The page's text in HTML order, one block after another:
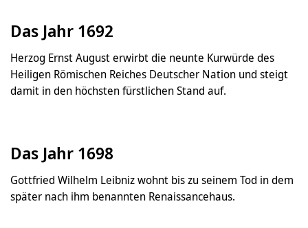
Das Jahr 1692
Herzog Ernst August erwirbt die neunte Kurwürde des
Heiligen Römischen Reiches Deutscher Nation und steigt
damit in den höchsten fürstlichen Stand auf.
Das Jahr 1698
Gottfried Wilhelm Leibniz wohnt bis zu seinem Tod in dem
später nach ihm benannten Renaissancehaus.